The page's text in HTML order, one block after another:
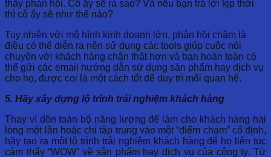
thấy phản hồi. Cô ấy sẽ ra sao? Và nếu bạn trả lời kịp thời
thì cô ấy sẽ như thế nào?
Tuy nhiên với mô hình kinh doanh lớn, phản hồi chậm là
điều có thể diễn ra nên sử dụng các tools giúp cuộc nói
chuyện với khách hàng chân thật hơn và bạn hoàn toàn có
thể gửi các email hướng dẫn sử dụng sản phẩm hay dịch vụ
cho họ, được coi là một cách tốt để duy trì mối quan hệ.
5. Hãy xây dựng lộ trình trải nghiệm khách hàng
Thay vì dồn toàn bộ năng lượng để làm cho khách hàng hài
lòng một lần hoặc chỉ tập trung vào một “điểm chạm” cố định,
hãy tạo ra một lộ trình trải nghiệm khách hàng để họ liên tục
cảm thấy “WOW” về sản phẩm hay dịch vụ của công ty. Từ